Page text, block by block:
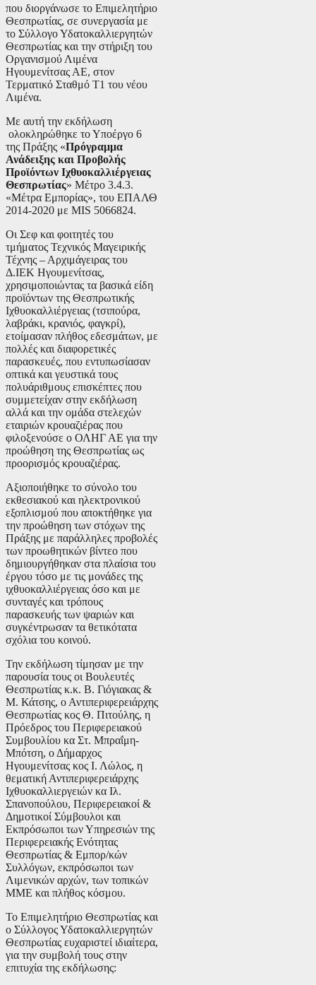
που διοργάνωσε το Επιμελητήριο
Θεσπρωτίας, σε συνεργασία με
το Σύλλογο Υδατοκαλλιεργητών
Θεσπρωτίας και την στήριξη του
Οργανισμού Λιμένα
Ηγουμενίτσας ΑΕ, στον
Τερματικό Σταθμό Τ1 του νέου
Λιμένα.
Με αυτή την εκδήλωση
ολοκληρώθηκε το Υποέργο 6
της Πράξης «Πρόγραμμα
Ανάδειξης και Προβολής
Προϊόντων Ιχθυοκαλλιέργειας
Θεσπρωτίας» Μέτρο 3.4.3.
«Μέτρα Εμπορίας», του ΕΠΑΛΘ
2014-2020 με MIS 5066824.
Οι Σεφ και φοιτητές του
τμήματος Τεχνικός Μαγειρικής
Τέχνης – Αρχιμάγειρας του
Δ.ΙΕΚ Ηγουμενίτσας,
χρησιμοποιώντας τα βασικά είδη
προϊόντων της Θεσπρωτικής
Ιχθυοκαλλιέργειας (τσιπούρα,
λαβράκι, κρανιός, φαγκρί),
ετοίμασαν πλήθος εδεσμάτων, με
πολλές και διαφορετικές
παρασκευές, που εντυπωσίασαν
οπτικά και γευστικά τους
πολυάριθμους επισκέπτες που
συμμετείχαν στην εκδήλωση
αλλά και την ομάδα στελεχών
εταιριών κρουαζιέρας που
φιλοξενούσε ο ΟΛΗΓ ΑΕ για την
προώθηση της Θεσπρωτίας ως
προορισμός κρουαζιέρας.
Αξιοποιήθηκε το σύνολο του
εκθεσιακού και ηλεκτρονικού
εξοπλισμού που αποκτήθηκε για
την προώθηση των στόχων της
Πράξης με παράλληλες προβολές
των προωθητικών βίντεο που
δημιουργήθηκαν στα πλαίσια του
έργου τόσο με τις μονάδες της
ιχθυοκαλλιέργειας όσο και με
συνταγές και τρόπους
παρασκευής των ψαριών και
συγκέντρωσαν τα θετικότατα
σχόλια του κοινού.
Την εκδήλωση τίμησαν με την
παρουσία τους οι Βουλευτές
Θεσπρωτίας κ.κ. Β. Γιόγιακας &
Μ. Κάτσης, ο Αντιπεριφερειάρχης
Θεσπρωτίας κος Θ. Πιτούλης, η
Πρόεδρος του Περιφερειακού
Συμβουλίου κα Στ. Μπραΐμη-
Μπότση, ο Δήμαρχος
Ηγουμενίτσας κος Ι. Λώλος, η
θεματική Αντιπεριφερειάρχης
Ιχθυοκαλλιεργειών κα Ιλ.
Σπανοπούλου, Περιφερειακοί &
Δημοτικοί Σύμβουλοι και
Εκπρόσωποι των Υπηρεσιών της
Περιφερειακής Ενότητας
Θεσπρωτίας & Εμπορ/κών
Συλλόγων, εκπρόσωποι των
Λιμενικών αρχών, των τοπικών
ΜΜΕ και πλήθος κόσμου.
Το Επιμελητήριο Θεσπρωτίας και
ο Σύλλογος Υδατοκαλλιεργητών
Θεσπρωτίας ευχαριστεί ιδιαίτερα,
για την συμβολή τους στην
επιτυχία της εκδήλωσης: